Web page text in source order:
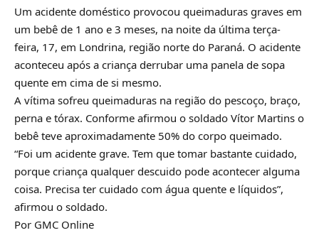
Um acidente doméstico provocou queimaduras graves em
um bebê de 1 ano e 3 meses, na noite da última terça-
feira, 17, em Londrina, região norte do Paraná. O acidente
aconteceu após a criança derrubar uma panela de sopa
quente em cima de si mesmo.
A vítima sofreu queimaduras na região do pescoço, braço,
perna e tórax. Conforme afirmou o soldado Vítor Martins o
bebê teve aproximadamente 50% do corpo queimado.
“Foi um acidente grave. Tem que tomar bastante cuidado,
porque criança qualquer descuido pode acontecer alguma
coisa. Precisa ter cuidado com água quente e líquidos”,
afirmou o soldado.
Por GMC Online